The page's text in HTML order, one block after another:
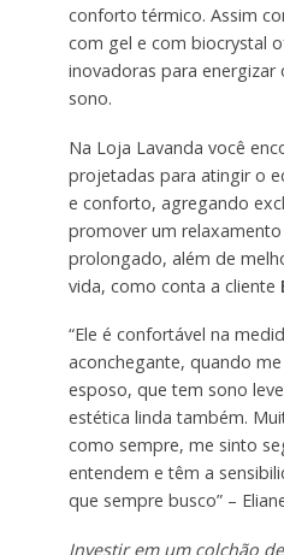
conforto térmico. Assim
com gel e com biocrystal
inovadoras para
sono.
Na Loja Lavanda você
projetadas para atingir o
e conforto, agregando
promover um
prolongado, além de
vida, como conta a cliente
“Ele é confortável na
aconchegante, quando
esposo, que tem sono
estética linda também.
como sempre, me sinto
entendem e têm a
que sempre busco” –
Investir em um colchão